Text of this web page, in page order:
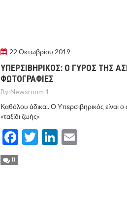
22 Οκτωβρίου 2019
ΥΠΕΡΣΙΒΗΡΙΚΟΣ: Ο ΓΥΡΟΣ ΤΗΣ
ΦΩΤΟΓΡΑΦΙΕΣ
By:Newsroom 1
Καθόλου άδικα.. Ο Υπερσιβηρικός είναι
«ταξίδι ζωής»
Facebook
TwitterLinkedIn
0